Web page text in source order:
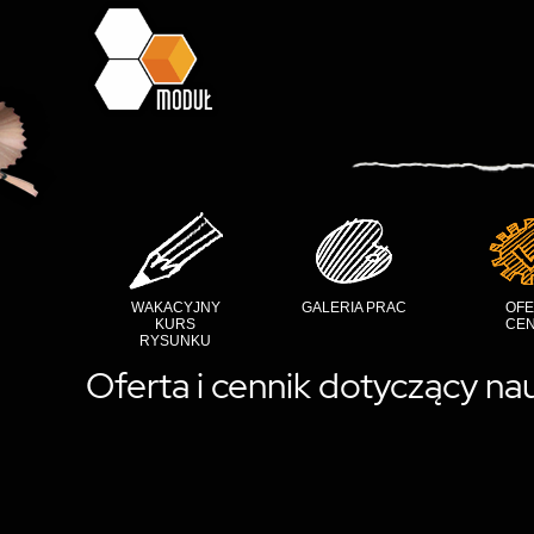
WAKACYJNY
KURS
RYSUNKU
GALERIA PRAC
Oferta i cennik dotyczący